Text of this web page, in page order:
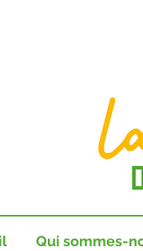
Qui sommes-